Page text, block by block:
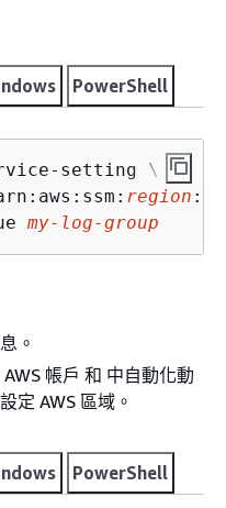
PowerShell
setting \
region :
my-log-group
。
帳戶 和 中自動化動
定 AWS 區域。
PowerShell